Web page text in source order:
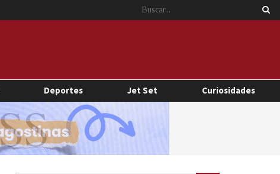
Deportes Jet Set Curiosidades